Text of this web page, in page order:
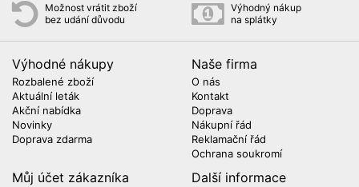
Možnost vrátit zboží
bez udání důvodu
Výhodný nákup
na splátky
Výhodné nákupy
Rozbalené zboží
Aktuální leták
Akční nabídka
Novinky
Doprava zdarma
Naše firma
O nás
Kontakt
Doprava
Nákupní řád
Reklamační řád
Ochrana soukromí
Můj účet zákazníka Další informace